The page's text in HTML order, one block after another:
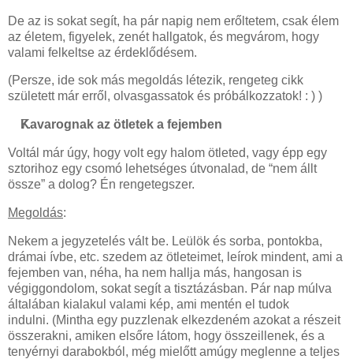
De az is sokat segít, ha pár napig nem erőltetem, csak élem
az életem, figyelek, zenét hallgatok, és megvárom, hogy
valami felkeltse az érdeklődésem.
(Persze, ide sok más megoldás létezik, rengeteg cikk
született már erről, olvasgassatok és próbálkozzatok! : ) )
Kavarognak az ötletek a fejemben
Voltál már úgy, hogy volt egy halom ötleted, vagy épp egy
sztorihoz egy csomó lehetséges útvonalad, de “nem állt
össze” a dolog? Én rengetegszer.
Megoldás:
Nekem a jegyzetelés vált be. Leülök és sorba, pontokba,
drámai ívbe, etc. szedem az ötleteimet, leírok mindent, ami a
fejemben van, néha, ha nem hallja más, hangosan is
végiggondolom, sokat segít a tisztázásban. Pár nap múlva
általában kialakul valami kép, ami mentén el tudok
indulni. (Mintha egy puzzlenak elkezdeném azokat a részeit
összerakni, amiken elsőre látom, hogy összeillenek, és a
tenyérnyi darabokból, még mielőtt amúgy meglenne a teljes